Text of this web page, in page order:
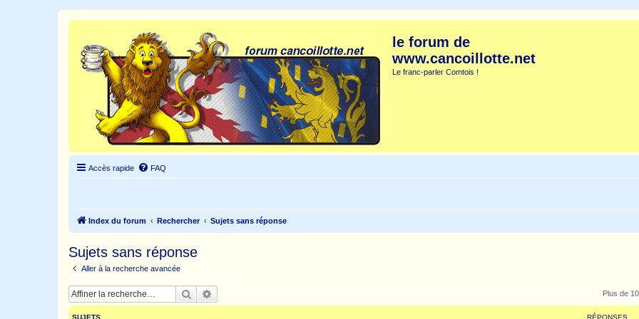
le forum de
www.cancoillotte.net
Le franc-parler Comtois !
Accès rapide FAQ
Index du forum Rechercher Sujets sans réponse
Sujets sans réponse
Aller à la recherche avancée
Rechercher Plus de
SUJETS RÉPONSES